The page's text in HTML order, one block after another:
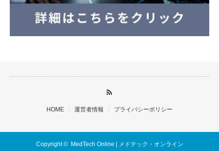
HOME 運営者情報 プライバシーポリシー
Copyright © MedTech Online | メドテック・オンライン